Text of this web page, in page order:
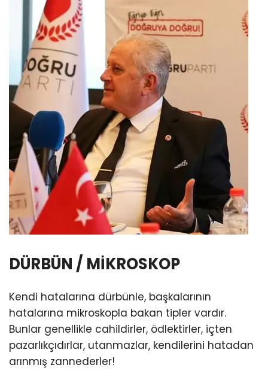
DÜRBÜN / MİKROSKOP
Kendi hatalarına dürbünle, başkalarının
hatalarına mikroskopla bakan tipler vardır.
Bunlar genellikle cahildirler, ödlektirler, içten
pazarlıkçıdırlar, utanmazlar, kendilerini hatadan
arınmış zannederler!